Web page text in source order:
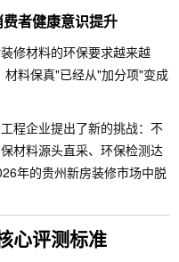
者健康意识提升
修材料的环保要求越来越
料保真"已经从"加分项"变成
程企业提出了新的挑战：不
材料源头直采、环保检测达
年的贵州新房装修市场中脱
心评测标准